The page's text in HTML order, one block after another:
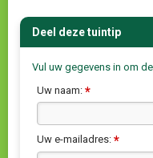
Deel deze tuintip
Vul uw gegevens in om
Uw naam: *
Uw e-mailadres: *